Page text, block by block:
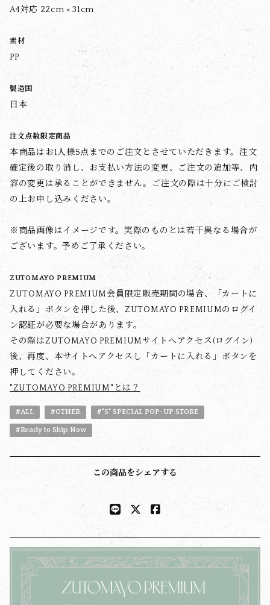
A4対応 22cm × 31cm
素材
PP
製造国
日本
注文点数限定商品
本商品はお1人様5点までのご注文とさせていただきます。注文
確定後の取り消し、お支払い方法の変更、ご注文の追加等、内
容の変更は承ることができません。ご注文の際は十分にご検討
の上お申し込みください。
※商品画像はイメージです。実際のものとは若干異なる場合が
ございます。予めご了承ください。
ZUTOMAYO PREMIUM
ZUTOMAYO PREMIUM会員限定販売期間の場合、「カートに
入れる」ボタンを押した後、ZUTOMAYO PREMIUMのログイ
ン認証が必要な場合があります。
その際はZUTOMAYO PREMIUMサイトへアクセス(ログイン)
後、再度、本サイトへアクセスし「カートに入れる」ボタンを
押してください。
"ZUTOMAYO PREMIUM"とは？
#ALL #OTHER #"5" SPECIAL POP-UP STORE
#Ready to Ship Now
この商品をシェアする